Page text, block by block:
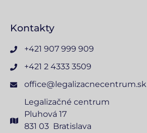
Kontakty
+421 907 999 909
+421 2 4333 3509
office@legalizacnecentrum.sk
Legalizačné centrum
Pluhová 17
831 03 Bratislava